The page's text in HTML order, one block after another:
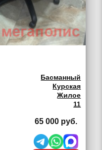
Басманный
Курская
Жилое
11
65 000 руб.